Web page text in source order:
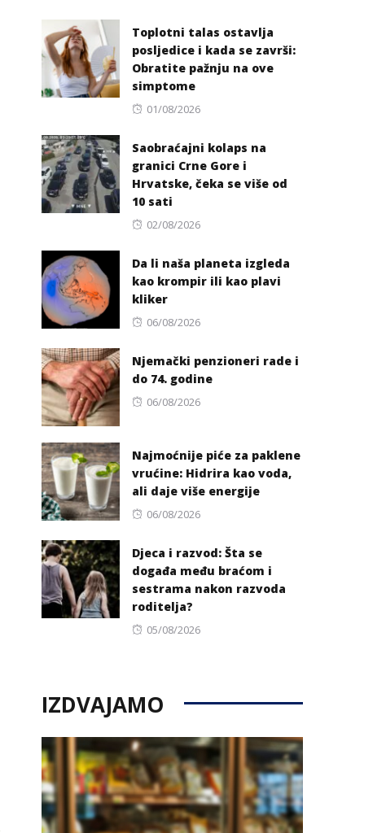
Toplotni talas ostavlja
posljedice i kada se završi:
Obratite pažnju na ove
simptome
Posted
01/08/2026
Saobraćajni kolaps na
granici Crne Gore i
Hrvatske, čeka se više od
10 sati
Posted
02/08/2026
Da li naša planeta izgleda
kao krompir ili kao plavi
kliker
Posted
06/08/2026
Njemački penzioneri rade i
do 74. godine
Posted
06/08/2026
Najmoćnije piće za paklene
vrućine: Hidrira kao voda,
ali daje više energije
Posted
06/08/2026
Djeca i razvod: Šta se
događa među braćom i
sestrama nakon razvoda
roditelja?
Posted
05/08/2026
IZDVAJAMO